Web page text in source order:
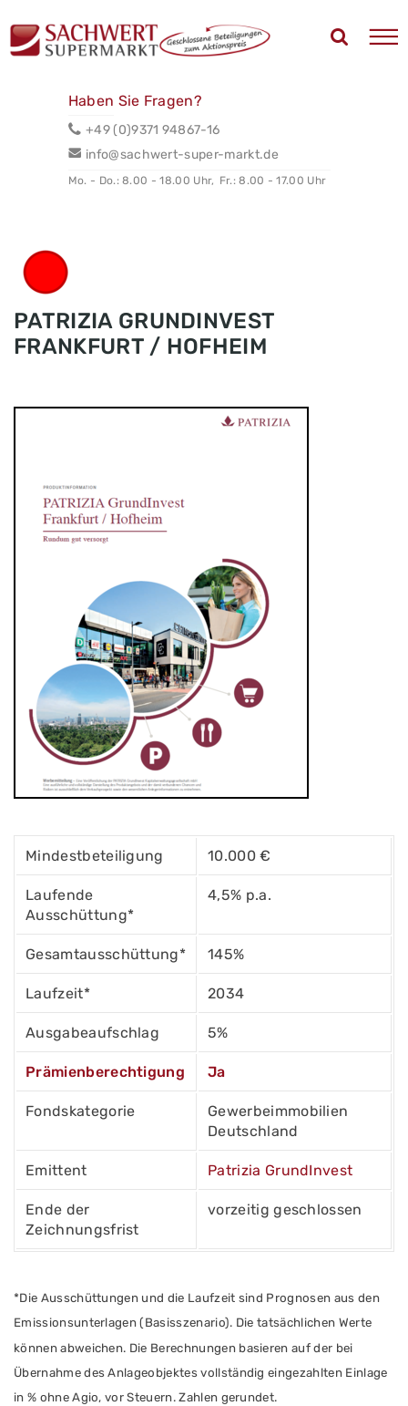
Haben Sie Fragen?
+49 (0)9371 94867-16
info@sachwert-super-markt.de
Mo. - Do.: 8.00 - 18.00 Uhr, Fr.: 8.00 - 17.00 Uhr
PATRIZIA GRUNDINVEST
FRANKFURT / HOFHEIM
Mindestbeteiligung 10.000 €
Laufende
Ausschüttung*
4,5% p.a.
Gesamtausschüttung* 145%
Laufzeit* 2034
Ausgabeaufschlag 5%
Prämienberechtigung Ja
Fondskategorie
Gewerbeimmobilien
Deutschland
Emittent Patrizia GrundInvest
Ende der
Zeichnungsfrist
vorzeitig geschlossen
*Die Ausschüttungen und die Laufzeit sind Prognosen aus den
Emissionsunterlagen (Basisszenario). Die tatsächlichen Werte
können abweichen. Die Berechnungen basieren auf der bei
Übernahme des Anlageobjektes vollständig eingezahlten Einlage
in % ohne Agio, vor Steuern. Zahlen gerundet.